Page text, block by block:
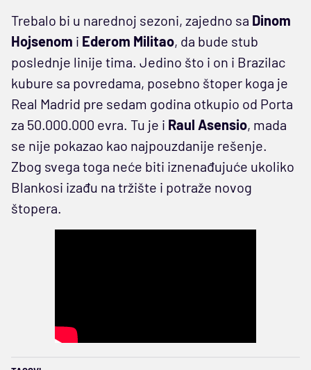
Trebalo bi u narednoj sezoni, zajedno sa Dinom
Hojsenom i Ederom Militao, da bude stub
poslednje linije tima. Jedino što i on i Brazilac
kubure sa povredama, posebno štoper koga je
Real Madrid pre sedam godina otkupio od Porta
za 50.000.000 evra. Tu je i Raul Asensio, mada
se nije pokazao kao najpouzdanije rešenje.
Zbog svega toga neće biti iznenađujuće ukoliko
Blankosi izađu na tržište i potraže novog
štopera.